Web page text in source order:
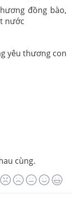
đồng bào,
nước
yêu thương con
cùng.